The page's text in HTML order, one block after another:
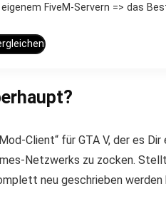
FiveM-Servern => das
Client“ für GTA V, der es
Netzwerks zu zocken.
neu geschrieben werden